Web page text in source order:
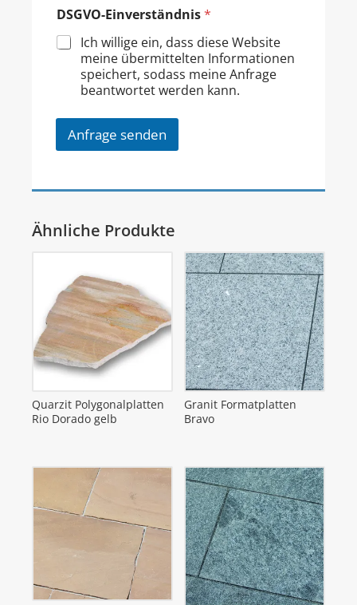
DSGVO-Einverständnis*
Ich willige ein, dass diese Website
meine übermittelten Informationen
speichert, sodass meine Anfrage
beantwortet werden kann.
Anfrage senden
Ähnliche Produkte
Quarzit Polygonalplatten
Rio Dorado gelb
Granit Formatplatten
Bravo